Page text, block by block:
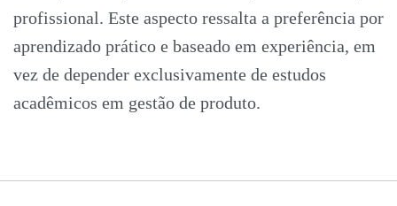
profissional. Este aspecto ressalta a preferência por
aprendizado prático e baseado em experiência, em
vez de depender exclusivamente de estudos
acadêmicos em gestão de produto.